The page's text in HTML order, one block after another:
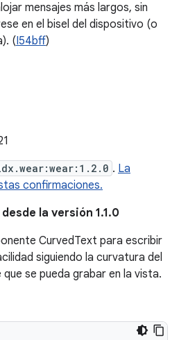
mensajes más largos, sin
en el bisel del dispositivo (o
(I54bff)
. La
confirmaciones.
la versión 1.1.0
CurvedText para escribir
siguiendo la curvatura del
se pueda grabar en la vista.